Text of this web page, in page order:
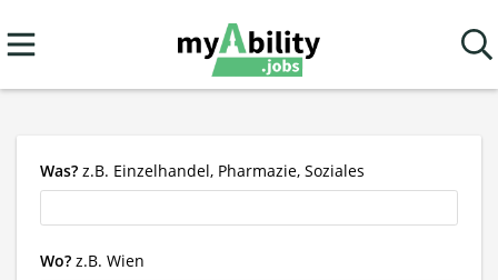
Was? z.B. Einzelhandel, Pharmazie, Soziales
Wo? z.B. Wien